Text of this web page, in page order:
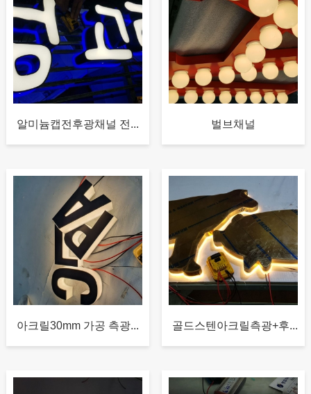
알미늄캡전후광채널 전... 벌브채널
아크릴30mm 가공 측광... 골드스텐아크릴측광+후...